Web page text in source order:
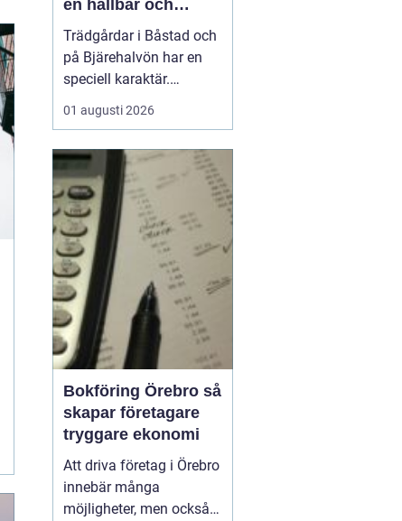
en hållbar och
vacker trädgård på
bjäre
Trädgårdar i Båstad och
på Bjärehalvön har en
speciell karaktär.
Kombinationen av
närheten till havet, de
skyddade lägen gör att
många vill skapa gröna
rum som både är vackra
och lättskötta. Samtidigt
kan klimatet vara
utmanande med ...
01 augusti 2026
Bokföring Örebro så
skapar företagare
tryggare ekonomi
Att driva företag i Örebro
innebär många
möjligheter, men också